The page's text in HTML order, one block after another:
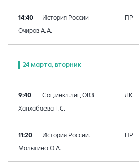
14:40 История России ПР
Очиров А.А.
24 марта, вторник
9:40 Соц.инкл.лиц ОВЗ ЛК
Ханхабаева Т.С.
11:20 История России. ПР
Малыгина О.А.